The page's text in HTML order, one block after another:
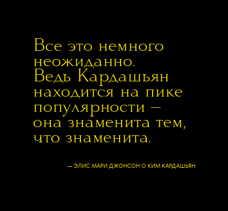
Все это немного
неожиданно.
Ведь Кардашьян
находится на пике
популярности —
она знаменита тем,
что знаменита.
— ЭЛИС МАРИ ДЖОНСОН О КИМ КАРДАШЬЯН